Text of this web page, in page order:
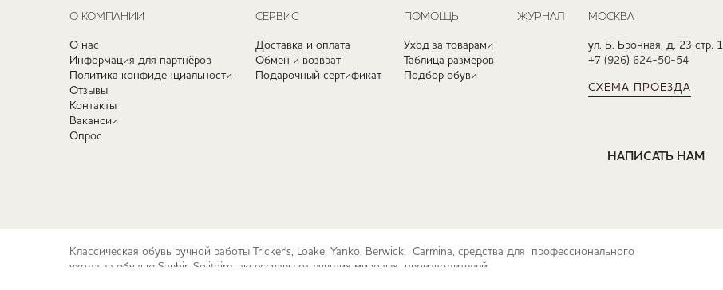
О КОМПАНИИ
О нас
Информация для партнёров
Политика конфиденциальности
Отзывы
Контакты
Вакансии
Опрос
СЕРВИС
Доставка и оплата
Обмен и возврат
Подарочный сертификат
ПОМОЩЬ
Уход за товарами
Таблица размеров
Подбор обуви
ЖУРНАЛ МОСКВА
ул. Б. Бронная, д. 23 стр. 1
+7 (926) 624-50-54
СХЕМА ПРОЕЗДА
НАПИСАТЬ НАМ
Классическая обувь ручной работы Tricker's, Loake, Yanko, Berwick, Carmina, средства для профессионального
ухода за обувью Saphir, Solitaire, аксессуары от лучших мировых производителей